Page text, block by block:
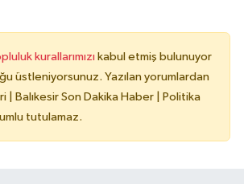
kurallarımızı kabul etmiş bulunuyor
üstleniyorsunuz. Yazılan yorumlardan
| Balıkesir Son Dakika Haber | Politika
tutulamaz.